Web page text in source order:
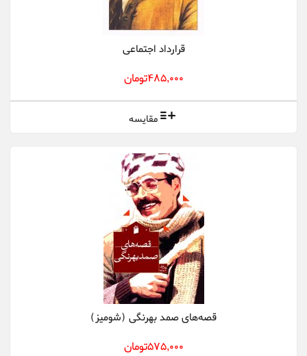
قرارداد اجتماعی
485,000تومان
مقایسه
قصه‌های صمد بهرنگی (شومیز)
575,000تومان